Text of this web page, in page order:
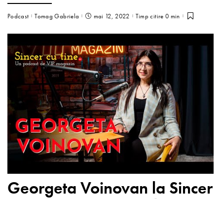
Podcast Tomag Gabriela mai 12, 2022 Timp citire 0 min
Georgeta Voinovan la Sincer